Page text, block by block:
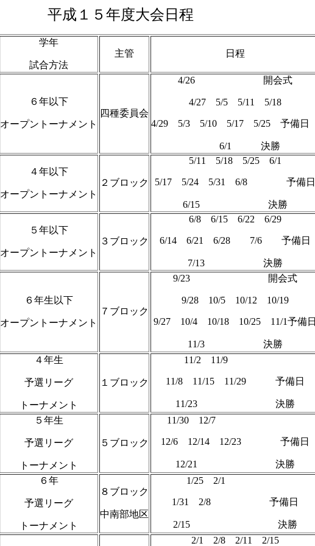
平成１５年度大会日程
学年
試合方法
主管 日程
６年以下
オープントーナメント
四種委員会
4/26 開会式
4/27 5/5 5/11 5/18
4/29 5/3 5/10 5/17 5/25 予備日
6/1 決勝
４年以下
オープントーナメント
２ブロック
5/11 5/18 5/25 6/1
5/17 5/24 5/31 6/8 予備日
6/15 決勝
５年以下
オープントーナメント
３ブロック
6/8 6/15 6/22 6/29
6/14 6/21 6/28 7/6 予備日
7/13 決勝
６年生以下
オープントーナメント
７ブロック
9/23 開会式
9/28 10/5 10/12 10/19
9/27 10/4 10/18 10/25 11/1予備日
11/3 決勝
４年生
予選リーグ
トーナメント
１ブロック
11/2 11/9
11/8 11/15 11/29 予備日
11/23 決勝
５年生
予選リーグ
トーナメント
５ブロック
11/30 12/7
12/6 12/14 12/23 予備日
12/21 決勝
６年
予選リーグ
トーナメント
８ブロック
中南部地区
1/25 2/1
1/31 2/8 予備日
2/15 決勝
2/1 2/8 2/11 2/15